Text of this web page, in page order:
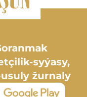
syýasy,
žurnaly